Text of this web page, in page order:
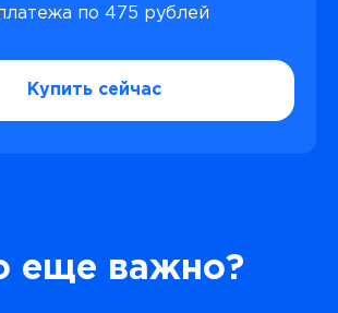
по 475 рублей
Купить сейчас
еще важно?